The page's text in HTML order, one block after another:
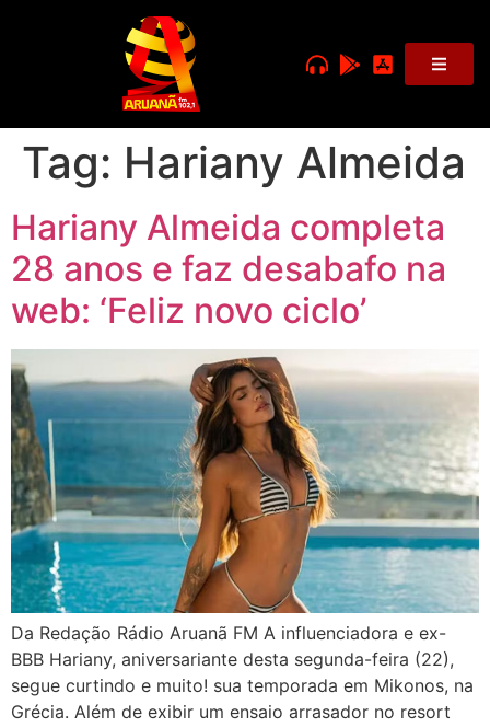
Tag: Hariany Almeida
Hariany Almeida completa
28 anos e faz desabafo na
web: ‘Feliz novo ciclo’
Da Redação Rádio Aruanã FM A influenciadora e ex-
BBB Hariany, aniversariante desta segunda-feira (22),
segue curtindo e muito! sua temporada em Mikonos, na
Grécia. Além de exibir um ensaio arrasador no resort